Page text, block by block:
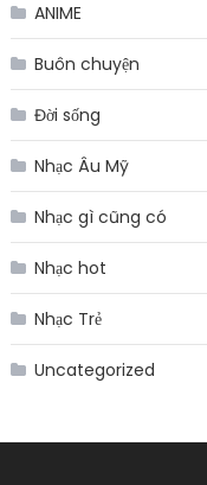
ANIME
Buôn chuyện
Đời sống
Nhạc Âu Mỹ
Nhạc gì cũng có
Nhạc hot
Nhạc Trẻ
Uncategorized